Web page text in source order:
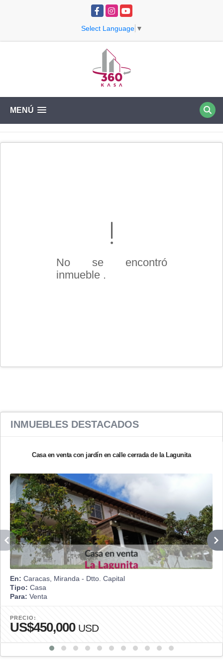
Facebook
InstagramYouTube
Select Language ▼
MENÚ
No se encontró
inmueble .
INMUEBLES DESTACADOS
Casa en venta con jardín en calle cerrada de la Lagunita
En: Caracas, Miranda - Dtto. Capital
Tipo: Casa
Para: Venta
PRECIO:
US$450,000 USD